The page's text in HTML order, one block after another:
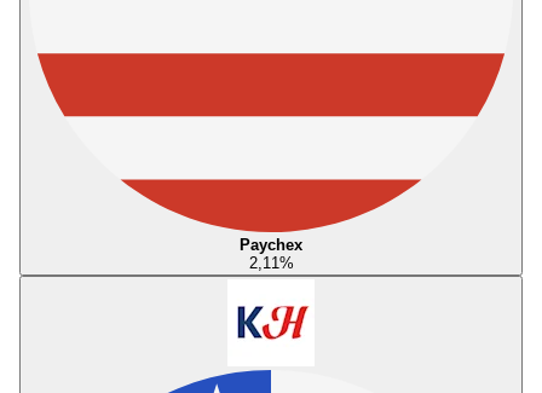
Paychex
2,11%